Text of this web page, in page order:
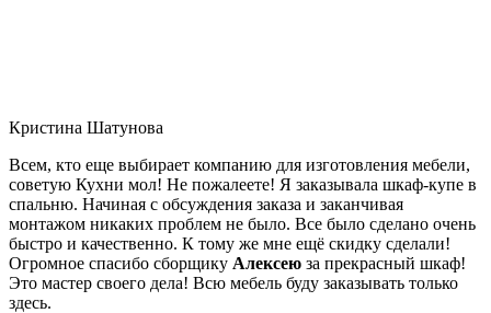
Кристина Шатунова
Всем, кто еще выбирает компанию для изготовления мебели,
советую Кухни мол! Не пожалеете! Я заказывала шкаф-купе в
спальню. Начиная с обсуждения заказа и заканчивая
монтажом никаких проблем не было. Все было сделано очень
быстро и качественно. К тому же мне ещё скидку сделали!
Огромное спасибо сборщику Алексею за прекрасный шкаф!
Это мастер своего дела! Всю мебель буду заказывать только
здесь.